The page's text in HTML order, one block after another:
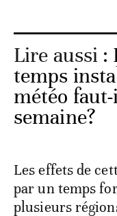
Lire aussi :
temps
météo
semaine?
Les effets de
par un temps
plusieurs